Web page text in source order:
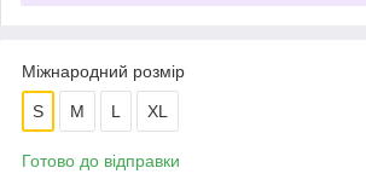
Міжнародний розмір
S M L XL
Готово до відправки